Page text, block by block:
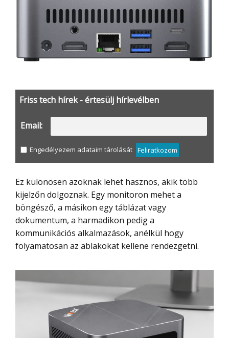
Friss tech hírek - értesülj hírlevélben
Email:
Engedélyezem adataim tárolását Feliratkozom
Ez különösen azoknak lehet hasznos, akik több
kijelzőn dolgoznak. Egy monitoron mehet a
böngésző, a másikon egy táblázat vagy
dokumentum, a harmadikon pedig a
kommunikációs alkalmazások, anélkül hogy
folyamatosan az ablakokat kellene rendezgetni.